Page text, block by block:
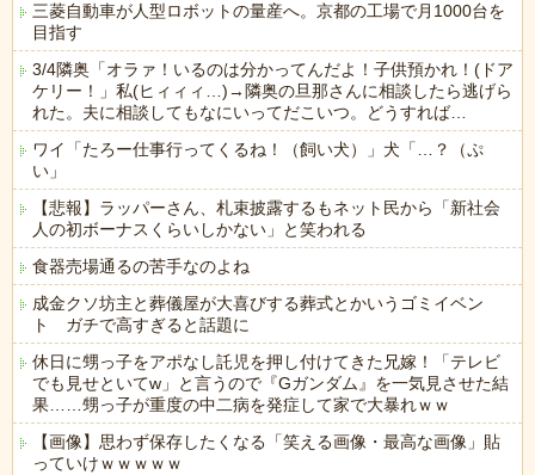
三菱自動車が人型ロボットの量産へ。京都の工場で月1000台を
目指す
3/4隣奥「オラァ！いるのは分かってんだよ！子供預かれ！(ドア
ケリー！」私(ヒィィィ…)→隣奥の旦那さんに相談したら逃げら
れた。夫に相談してもなにいってだこいつ。どうすれば…
ワイ「たろー仕事行ってくるね！（飼い犬）」犬「…？（ぷ
い」
【悲報】ラッパーさん、札束披露するもネット民から「新社会
人の初ボーナスくらいしかない」と笑われる
食器売場通るの苦手なのよね
成金クソ坊主と葬儀屋が大喜びする葬式とかいうゴミイベン
ト ガチで高すぎると話題に
休日に甥っ子をアポなし託児を押し付けてきた兄嫁！「テレビ
でも見せといてw」と言うので『Gガンダム』を一気見させた結
果……甥っ子が重度の中二病を発症して家で大暴れｗｗ
【画像】思わず保存したくなる「笑える画像・最高な画像」貼
っていけｗｗｗｗｗ